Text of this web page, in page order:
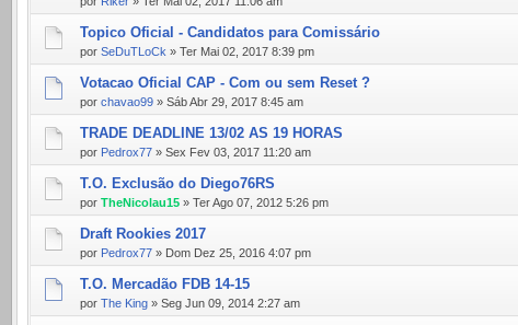
Topico Oficial - Candidatos para Comissário
por SeDuTLoCk » Ter Mai 02, 2017 8:39 pm
Votacao Oficial CAP - Com ou sem Reset ?
por chavao99 » Sáb Abr 29, 2017 8:45 am
TRADE DEADLINE 13/02 AS 19 HORAS
por Pedrox77 » Sex Fev 03, 2017 11:20 am
T.O. Exclusão do Diego76RS
por TheNicolau15 » Ter Ago 07, 2012 5:26 pm
Draft Rookies 2017
por Pedrox77 » Dom Dez 25, 2016 4:07 pm
T.O. Mercadão FDB 14-15
por The King » Seg Jun 09, 2014 2:27 am